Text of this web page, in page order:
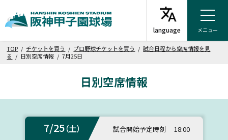
メニュー
TOP /チケットを買う / プロ野球チケットを買う /試合日程から空席情報を見
る / 日別空席情報 / 7月25日
日別空席情報
7/25（土） 試合開始予定時刻 18:00